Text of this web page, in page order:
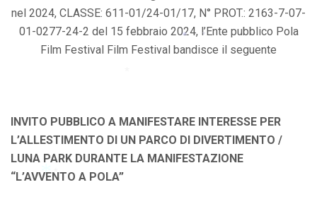
nel 2024, CLASSE: 611-01/24-01/17, N° PROT.: 2163-7-07-
01-0277-24-2 del 15 febbraio 2024, l’Ente pubblico Pola
Film Festival Film Festival bandisce il seguente
INVITO PUBBLICO A MANIFESTARE INTERESSE PER
L’ALLESTIMENTO DI UN PARCO DI DIVERTIMENTO /
LUNA PARK DURANTE LA MANIFESTAZIONE
“L’AVVENTO A POLA”
*
*
*